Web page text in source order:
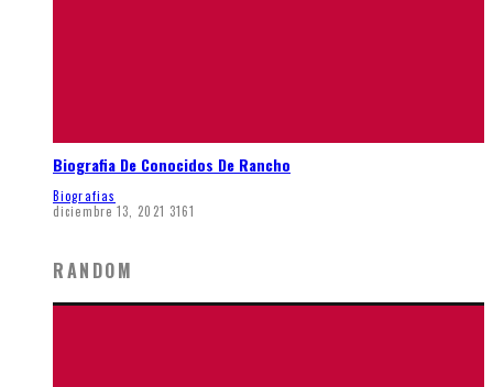
Biografia De Conocidos De Rancho
Biografias
diciembre 13, 2021 3161
RANDOM